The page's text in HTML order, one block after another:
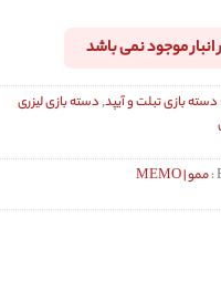
انبار موجود نمی باشد
دسته بازی تبلت و آیپد,دسته بازی لیزری
ممو | MEMO